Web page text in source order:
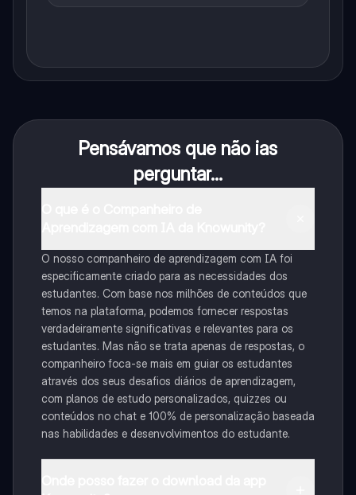
Pensávamos que não ias
perguntar...
O nosso companheiro de aprendizagem com IA foi
especificamente criado para as necessidades dos
estudantes. Com base nos milhões de conteúdos que
temos na plataforma, podemos fornecer respostas
verdadeiramente significativas e relevantes para os
estudantes. Mas não se trata apenas de respostas, o
companheiro foca-se mais em guiar os estudantes
através dos seus desafios diários de aprendizagem,
com planos de estudo personalizados, quizzes ou
conteúdos no chat e 100% de personalização baseada
nas habilidades e desenvolvimentos do estudante.